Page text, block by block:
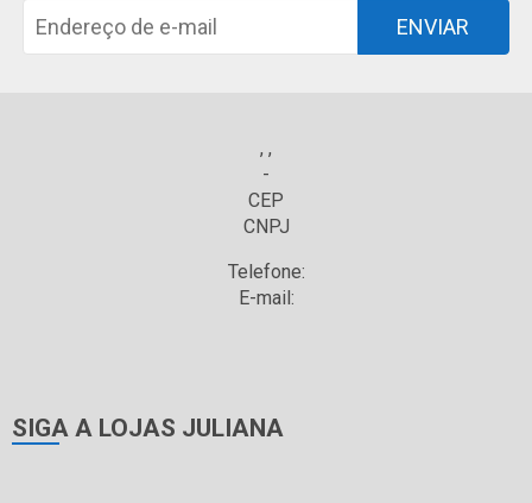
ENVIAR
, ,
-
CEP
CNPJ
Telefone:
E-mail:
SIGA A LOJAS JULIANA